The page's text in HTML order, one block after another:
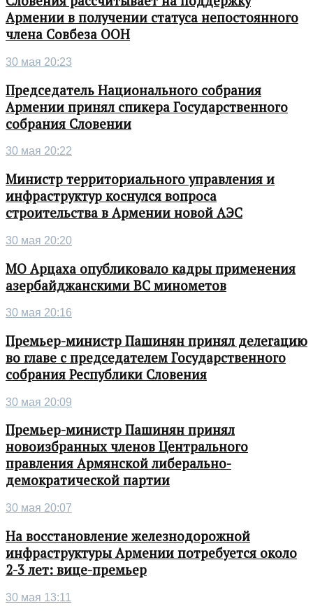
Армении в получении статуса непостоянного
члена Совбеза ООН
30 мая 20:23
Председатель Национального собрания
Армении принял спикера Государственного
собрания Словении
30 мая 20:22
Министр территориального управления и
инфраструктур коснулся вопроса
строительства в Армении новой АЭС
30 мая 20:20
МО Арцаха опубликовало кадры применения
азербайджанскими ВС минометов
30 мая 20:16
Премьер-министр Пашинян принял делегацию
во главе с председателем Государственного
собрания Республики Словения
30 мая 20:09
Премьер-министр Пашинян принял
новоизбранных членов Центрального
правления Армянской либерально-
демократической партии
30 мая 20:07
На восстановление железнодорожной
инфраструктуры Армении потребуется около
2-3 лет: вице-премьер
30 мая 13:11